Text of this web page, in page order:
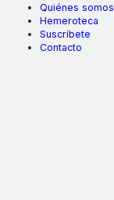
Quiénes somos
Hemeroteca
Suscríbete
Contacto